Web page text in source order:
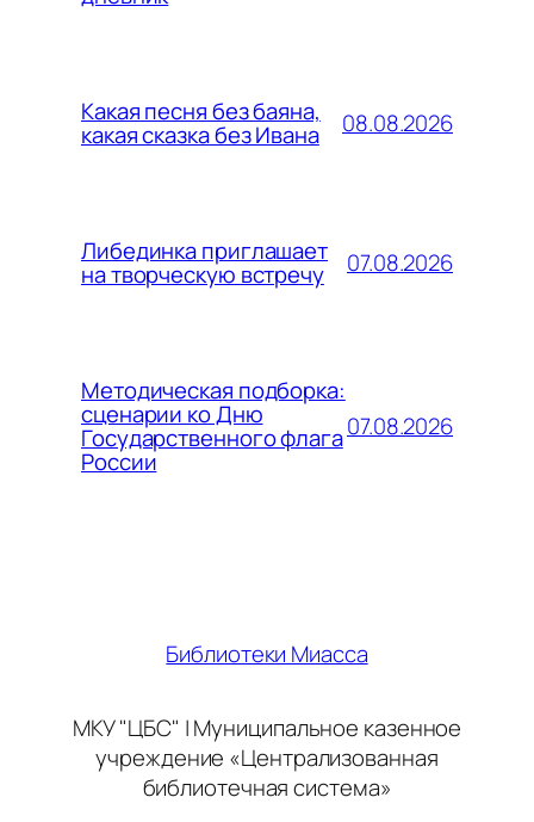
Какая песня без баяна,
какая сказка без Ивана 08.08.2026
Либединка приглашает
на творческую встречу 07.08.2026
Методическая подборка:
сценарии ко Дню
Государственного флага
России
07.08.2026
Библиотеки Миасса
МКУ "ЦБС" | Муниципальное казенное
учреждение «Централизованная
библиотечная система»